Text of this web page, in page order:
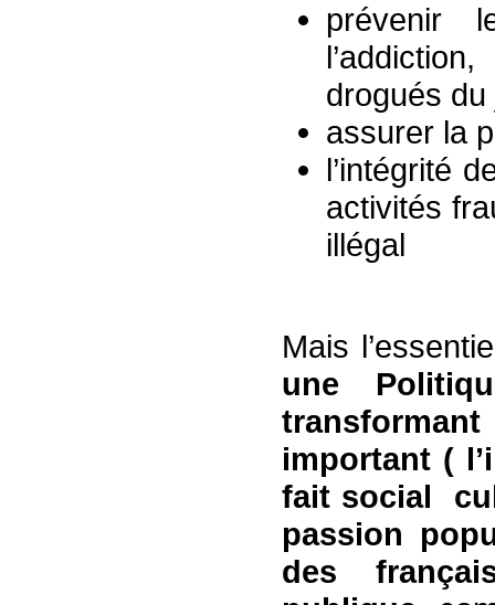
prévenir
drogués
assurer la
l’intégrité
activités
illégal
Mais
une
important (
fait social
passion
des